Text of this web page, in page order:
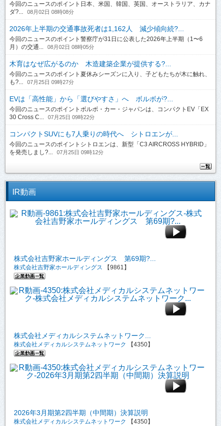
今回のニュースのポイント日本、米国、韓国、英国、オーストラリア、カナ
ダ?...
08月02日 08時08分
2026年上半期の交通事故死者は1,162人 減少傾向続?...
今回のニュースのポイント警察庁が31日に公表した2026年上半期（1〜6
月）の交通...
08月02日 08時05分
木育はなぜ広がるのか 木造建築企業が提供する?...
今回のニュースのポイント夏休みシーズンに入り、子どもたちが木に触れ、
も?...
07月25日 09時27分
EVは「高性能」から「選びやすさ」へ ボルボが?...
今回のニュースのポイントボルボ・カー・ジャパンは、コンパクトEV「EX
30 Cross C...
07月25日 09時22分
コンパクトSUVにも7人乗りの時代へ シトロエンが...
今回のニュースのポイントシトロエンは、新型「C3 AIRCROSS HYBRID」
を発売しまし?...
07月25日 09時12分
IR動画
株式会社吉野家ホールディングス 第69期?...
株式会社吉野家ホールディングス 【9861】
株式会社メディカルシステムネットワーク...
株式会社メディカルシステムネットワーク 【4350】
2026年3月期第2四半期（中間期）決算説明
株式会社メディカルシステムネットワーク 【4350】